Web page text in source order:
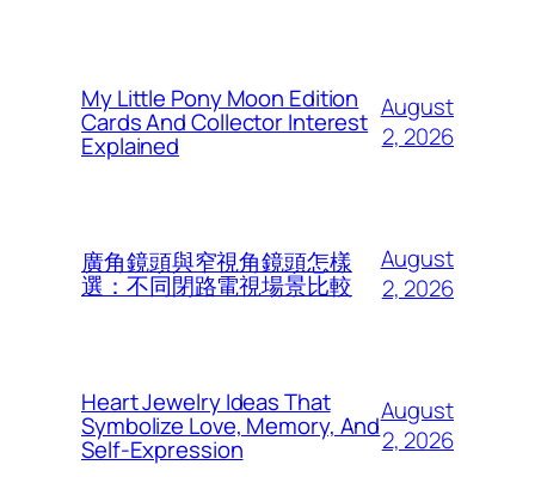
My Little Pony Moon Edition
Cards And Collector Interest
Explained
August
2, 2026
廣角鏡頭與窄視角鏡頭怎樣
選：不同閉路電視場景比較
August
2, 2026
Heart Jewelry Ideas That
Symbolize Love, Memory, And
Self-Expression
August
2, 2026